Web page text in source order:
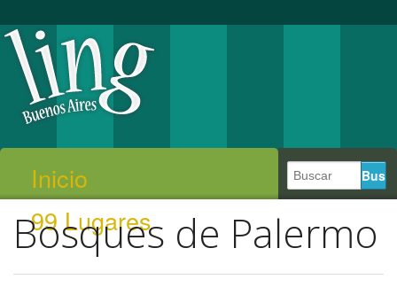
Inicio
99 Lugares
Bosques de Palermo